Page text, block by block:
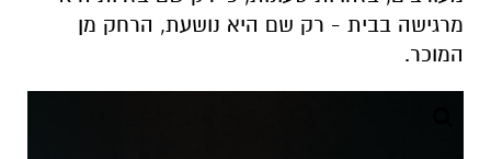
מרגישה בבית - רק שם היא נושעת, הרחק מן
המוכר.